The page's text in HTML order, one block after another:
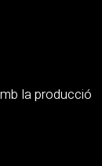
la producció